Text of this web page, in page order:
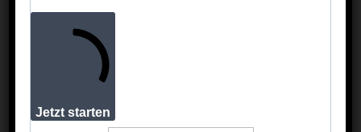
für jede Altersgruppe und jeden Geschmack.
Kleiner Hinweis (damit rechtlich alles in
Ordnung ist):
In diesem Beitrag findest du Affiliate-Links. Wenn
du über sie einkaufst, unterstützt du meine Arbeit –
Jetzt starten